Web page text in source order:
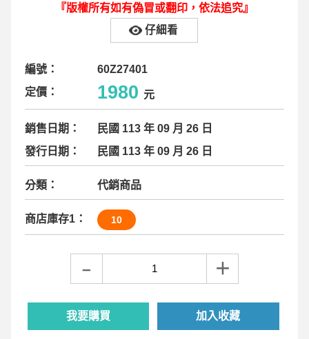
『版權所有如有偽冒或翻印，依法追究』
仔細看
編號：
60Z27401
定價：
1980 元
銷售日期：
民國 113 年 09 月 26 日
發行日期：
民國 113 年 09 月 26 日
分類： 代銷商品
商店庫存1： 10
– ＋
我要購買 加入收藏